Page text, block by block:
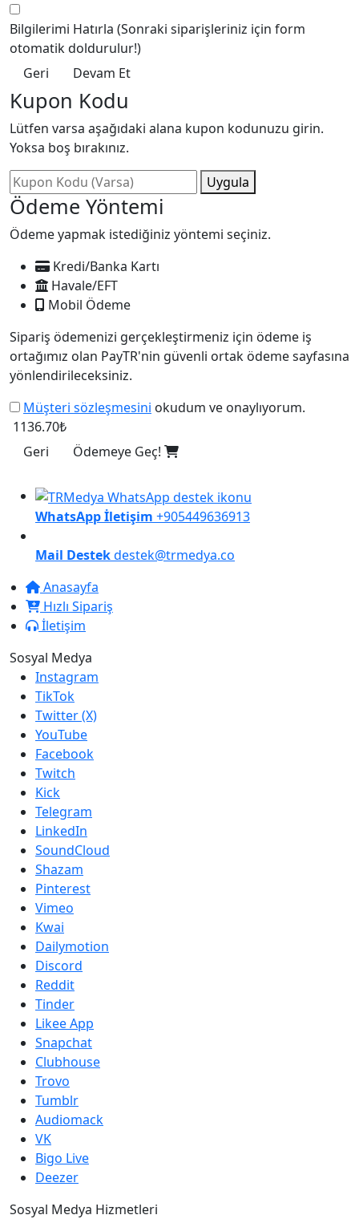
Bilgilerimi Hatırla (Sonraki siparişleriniz için form
otomatik doldurulur!)
Geri
Devam Et
Kupon Kodu
Lütfen varsa aşağıdaki alana kupon kodunuzu girin.
Yoksa boş bırakınız.
Uygula
Ödeme Yöntemi
Ödeme yapmak istediğiniz yöntemi seçiniz.
Kredi/Banka Kartı
Havale/EFT
Mobil Ödeme
Sipariş ödemenizi gerçekleştirmeniz için ödeme iş
ortağımız olan PayTR'nin güvenli ortak ödeme sayfasına
yönlendirileceksiniz.
Müşteri sözleşmesini okudum ve onaylıyorum.
1136.70₺
Geri
Ödemeye Geç!
WhatsApp İletişim +905449636913
Mail Destekdestek@trmedya.co
Anasayfa
Hızlı Sipariş
İletişim
Sosyal Medya
Instagram
TikTok
Twitter (X)
YouTube
Facebook
Twitch
Kick
Telegram
LinkedIn
SoundCloud
Shazam
Pinterest
Vimeo
Kwai
Dailymotion
Discord
Reddit
Tinder
Likee App
Snapchat
Clubhouse
Trovo
Tumblr
Audiomack
VK
Bigo Live
Deezer
Sosyal Medya Hizmetleri